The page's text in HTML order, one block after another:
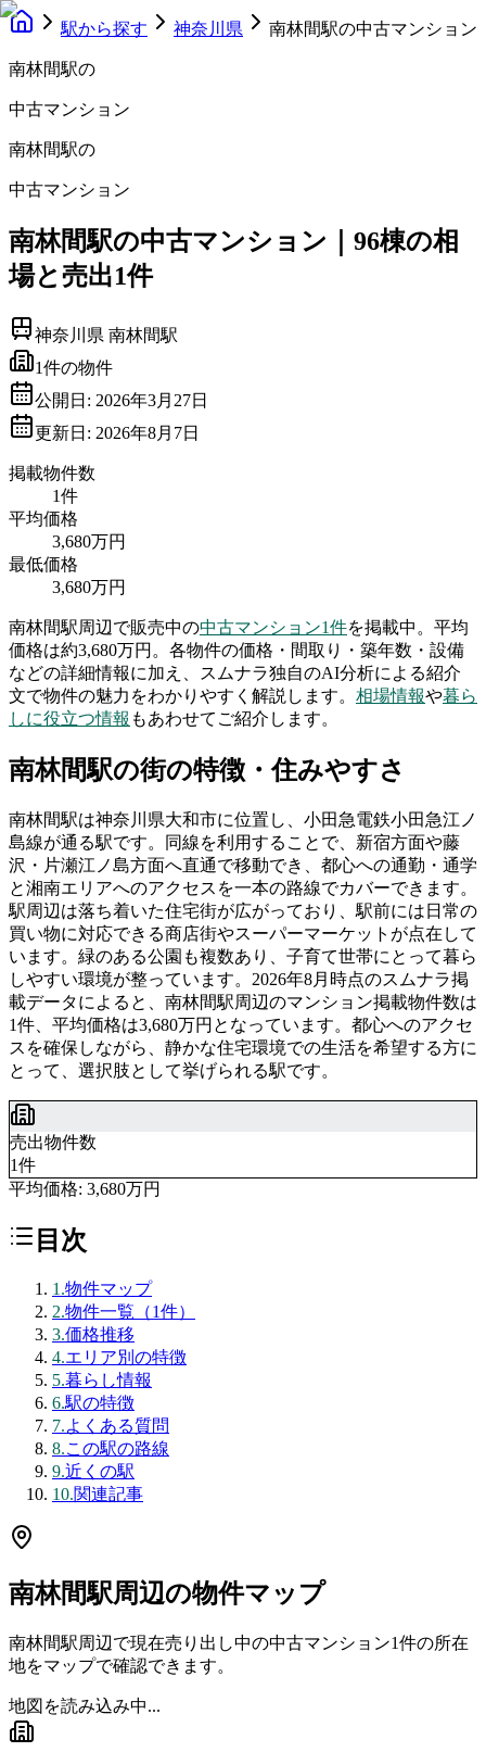
駅から探す 神奈川県 南林間駅の中古マンション
南林間駅の
中古マンション
南林間駅の
中古マンション
南林間駅の中古マンション｜96棟の相
場と売出1件
神奈川県 南林間駅
1件の物件
公開日: 2026年3月27日
更新日: 2026年8月7日
掲載物件数
1件
平均価格
3,680万円
最低価格
3,680万円
南林間駅周辺で販売中の中古マンション1件を掲載中。 平均
価格は約3,680万円。 各物件の価格・間取り・築年数・設備
などの詳細情報に加え、スムナラ独自のAI分析による紹介
文で物件の魅力をわかりやすく解説します。 相場情報や暮ら
しに役立つ情報 もあわせてご紹介します。
南林間駅の街の特徴・住みやすさ
南林間駅は神奈川県大和市に位置し、小田急電鉄小田急江ノ
島線が通る駅です。同線を利用することで、新宿方面や藤
沢・片瀬江ノ島方面へ直通で移動でき、都心への通勤・通学
と湘南エリアへのアクセスを一本の路線でカバーできます。
駅周辺は落ち着いた住宅街が広がっており、駅前には日常の
買い物に対応できる商店街やスーパーマーケットが点在して
います。緑のある公園も複数あり、子育て世帯にとって暮ら
しやすい環境が整っています。2026年8月時点のスムナラ掲
載データによると、南林間駅周辺のマンション掲載物件数は
1件、平均価格は3,680万円となっています。都心へのアクセ
スを確保しながら、静かな住宅環境での生活を希望する方に
とって、選択肢として挙げられる駅です。
売出物件数
1件
平均価格: 3,680万円
目次
1.物件マップ
2.物件一覧（1件）
3.価格推移
4.エリア別の特徴
5.暮らし情報
6.駅の特徴
7.よくある質問
8.この駅の路線
9.近くの駅
10.関連記事
南林間駅周辺の物件マップ
南林間駅周辺で現在売り出し中の中古マンション1件の所在
地をマップで確認できます。
地図を読み込み中...